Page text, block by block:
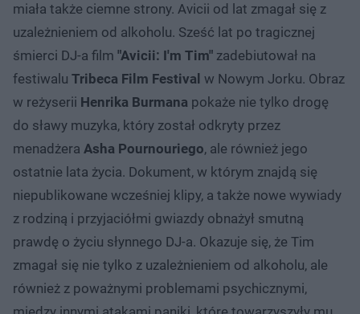
miała także ciemne strony. Avicii od lat zmagał się z
uzależnieniem od alkoholu. Sześć lat po tragicznej
śmierci DJ-a film "Avicii: I'm Tim" zadebiutował na
festiwalu Tribeca Film Festival w Nowym Jorku. Obraz
w reżyserii Henrika Burmana pokaże nie tylko drogę
do sławy muzyka, który został odkryty przez
menadżera Asha Pournouriego, ale również jego
ostatnie lata życia. Dokument, w którym znajdą się
niepublikowane wcześniej klipy, a także nowe wywiady
z rodziną i przyjaciółmi gwiazdy obnażył smutną
prawdę o życiu słynnego DJ-a. Okazuje się, że Tim
zmagał się nie tylko z uzależnieniem od alkoholu, ale
również z poważnymi problemami psychicznymi,